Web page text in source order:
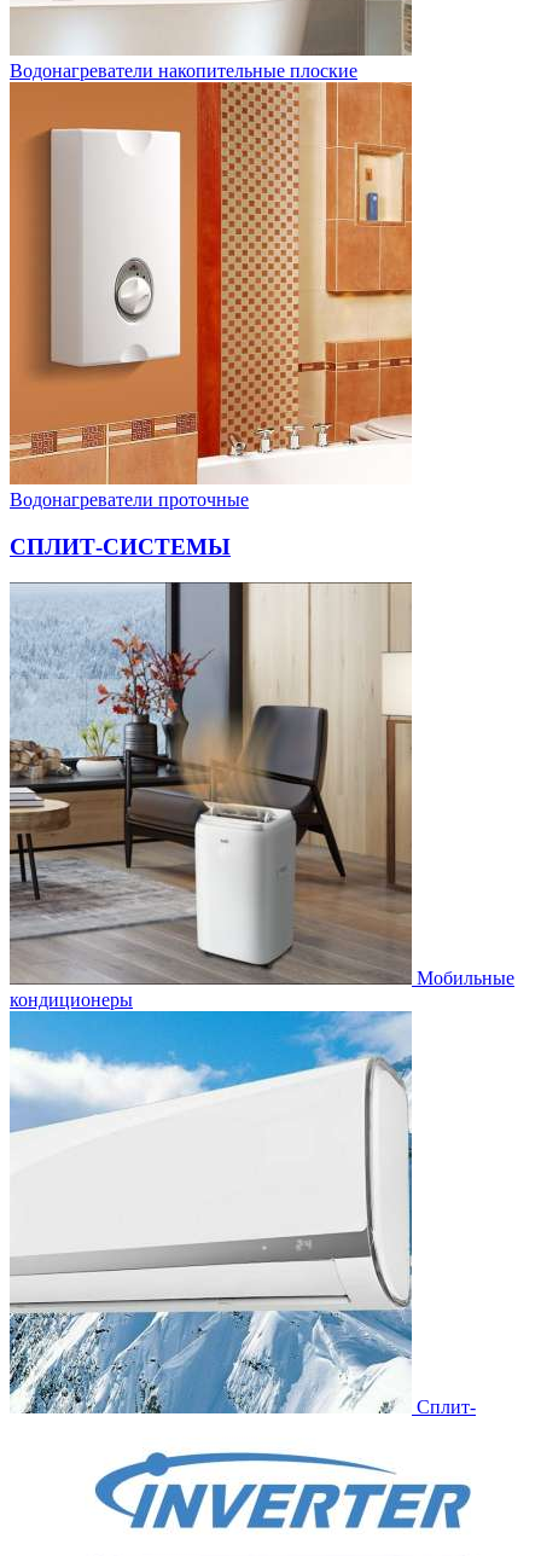
Водонагреватели накопительные плоские
Водонагреватели проточные
СПЛИТ-СИСТЕМЫ
Мобильные
кондиционеры
Сплит-